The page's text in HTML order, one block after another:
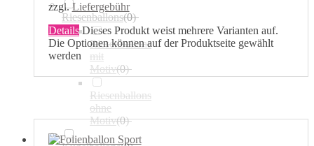
zzgl.Liefergebühr
Details Dieses Produkt weist mehrere Varianten auf.
Die Optionen können auf der Produktseite gewählt
werden
Riesenballons(0)
Riesenballons
mit
Motiv(0)
Riesenballons
ohne
Motiv(0)